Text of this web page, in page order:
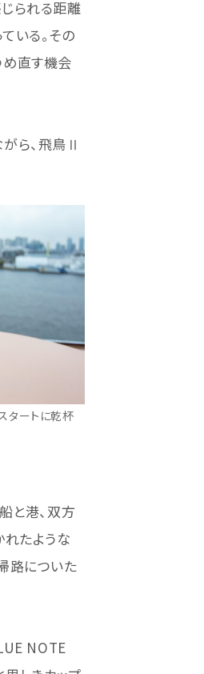
られる距離
いる。その
直す機会
ら、飛鳥Ⅱ
タートに乾杯
と港、双方
たような
路についた
NOTE